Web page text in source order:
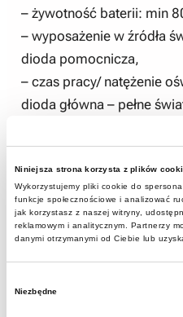
Niniejsza strona korzysta z plików
Wykorzystujemy pliki cookie do
funkcje społecznościowe i analizować
jak korzystasz z naszej witryny,
reklamowym i analitycznym. Partnerzy
danymi otrzymanymi od Ciebie lub
Niezbędne
– żywotność baterii: min
– wyposażenie w źródła
dioda pomocnicza,
– czas pracy/ natężenie
dioda główna – pełne
dioda główna – światło o
regulacja stopniowa
– 2÷ 240h÷11h/ minimum
dioda pomocnicza w
minimum 3 lx
– zakres temperatury: -
– maksymalne wymiary